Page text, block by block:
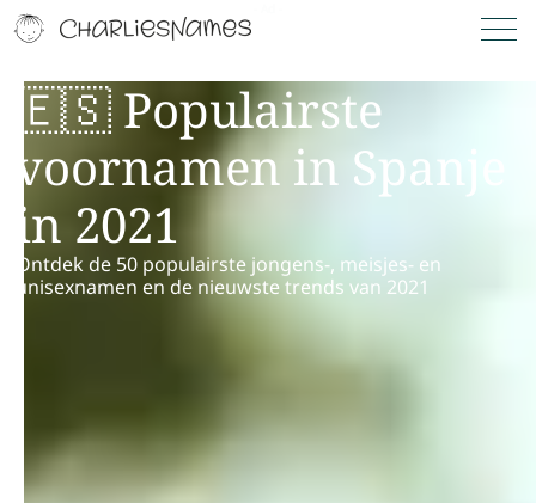
🇪🇸 Populairste
voornamen in Spanje
in 2021
Ontdek de 50 populairste jongens-, meisjes- en
unisexnamen en de nieuwste trends van 2021